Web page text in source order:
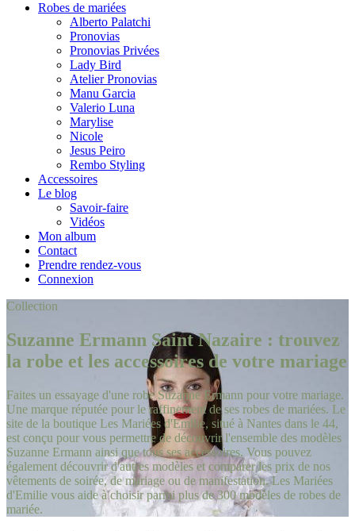
Robes de mariées
Alberto Palatchi
Pronovias
Pronovias Privées
Lady Bird
Atelier Pronovias
Manu Garcia
Valerio Luna
Marylise
Nicole
Jesus Peiro
Rembo Styling
Accessoires
Le blog
Savoir-faire
Vidéos
Mon album
Contact
Prendre rendez-vous
Connexion
Collection
Suzanne Ermann Saint Nazaire : trouvez
la robe et les accessoires de votre mariage
Faites un essayage d'une robe Suzanne Ermann pour votre mariage.
Une marque réputée pour le raffinement de ses robes de mariées. Le
site de la boutique Les Mariées d'Emilie, situé à Nantes dans le 44,
est conçu pour vous permettre de découvrir l'ensemble des modèles
Suzanne Ermann ainsi que tous ses accessoires. Vous pouvez
également découvrir d'autres modèles et comparer les prix de nos
vêtements de soirée, de mariage ou de manifestation. Les Mariées
d'Emilie vous aide à choisir parmi plus de 300 modèles de robes de
mariée.